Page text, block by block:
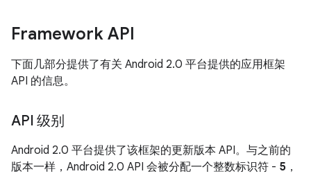
Framework API
下面几部分提供了有关 Android 2.0 平台提供的应用框架
API 的信息。
API 级别
Android 2.0 平台提供了该框架的更新版本 API。与之前的
版本一样，Android 2.0 API 会被分配一个整数标识符 - 5 ，